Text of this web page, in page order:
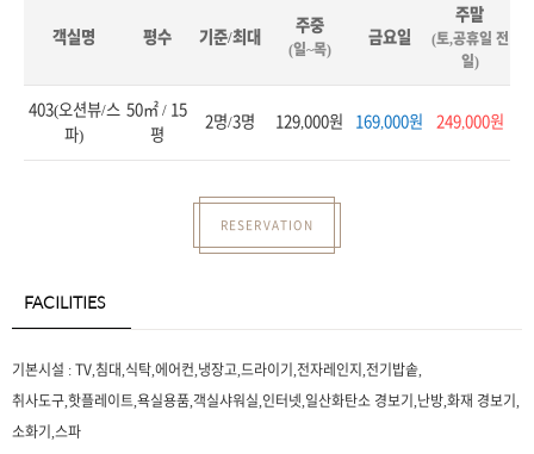
객실명 평수 기준/최대
주중
(일~목)
금요일
주말
(토,공휴일 전
일)
403(오션뷰/스
파)
50㎡ / 15
평
2명/3명 129,000원 169,000원 249,000원
RESERVATION
FACILITIES
기본시설 : TV,침대,식탁,에어컨,냉장고,드라이기,전자레인지,전기밥솥,
취사도구,핫플레이트,욕실용품,객실샤워실,인터넷,일산화탄소 경보기,난방,화재 경보기,
소화기,스파